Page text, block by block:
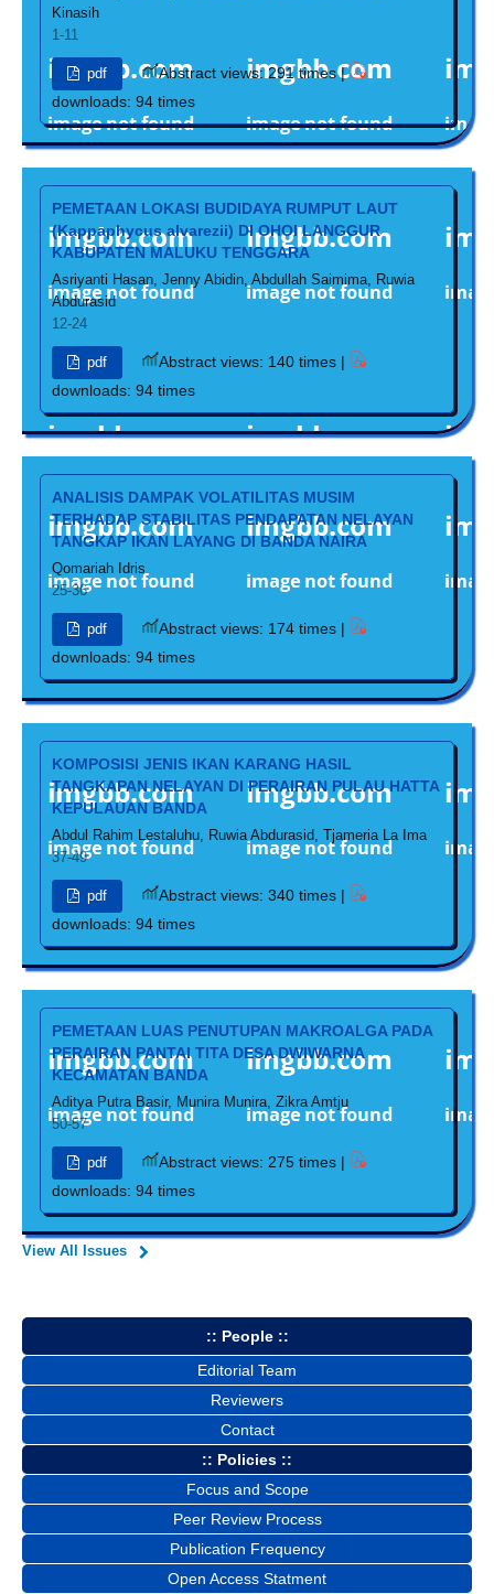
Kinasih
1-11
pdf
Abstract views: 291 times |
downloads: 94 times
PEMETAAN LOKASI BUDIDAYA RUMPUT LAUT
(Kappaphycus alvarezii) DI OHOI LANGGUR
KABUPATEN MALUKU TENGGARA
Asriyanti Hasan, Jenny Abidin, Abdullah Saimima, Ruwia
Abdurasid
12-24
pdf
Abstract views: 140 times |
downloads: 94 times
ANALISIS DAMPAK VOLATILITAS MUSIM
TERHADAP STABILITAS PENDAPATAN NELAYAN
TANGKAP IKAN LAYANG DI BANDA NAIRA
Qomariah Idris
25-36
pdf
Abstract views: 174 times |
downloads: 94 times
KOMPOSISI JENIS IKAN KARANG HASIL
TANGKAPAN NELAYAN DI PERAIRAN PULAU HATTA
KEPULAUAN BANDA
Abdul Rahim Lestaluhu, Ruwia Abdurasid, Tjameria La Ima
37-49
pdf
Abstract views: 340 times |
downloads: 94 times
PEMETAAN LUAS PENUTUPAN MAKROALGA PADA
PERAIRAN PANTAI TITA DESA DWIWARNA
KECAMATAN BANDA
Aditya Putra Basir, Munira Munira, Zikra Amtju
50-57
pdf
Abstract views: 275 times |
downloads: 94 times
View All Issues
:: People ::
Editorial Team
Reviewers
Contact
:: Policies ::
Focus and Scope
Peer Review Process
Publication Frequency
Open Access Statment